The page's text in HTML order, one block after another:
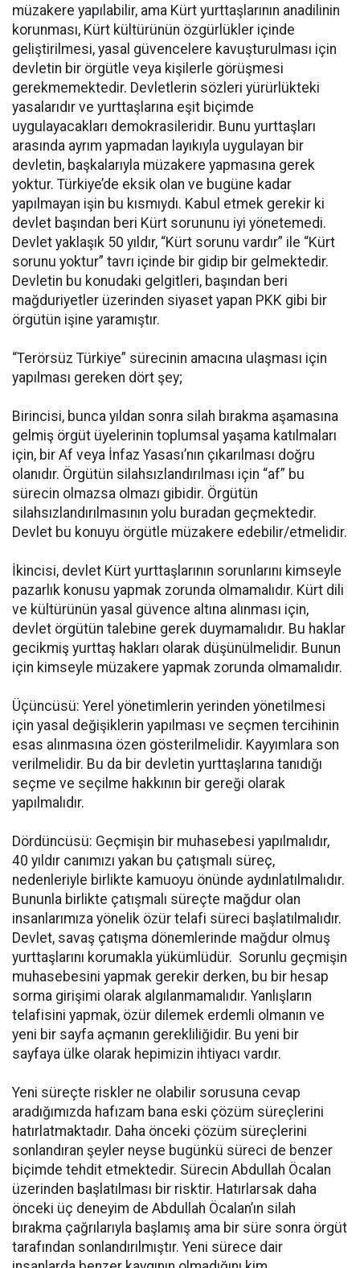
müzakere yapılabilir, ama Kürt yurttaşlarının anadilinin
korunması, Kürt kültürünün özgürlükler içinde
geliştirilmesi, yasal güvencelere kavuşturulması için
devletin bir örgütle veya kişilerle görüşmesi
gerekmemektedir. Devletlerin sözleri yürürlükteki
yasalarıdır ve yurttaşlarına eşit biçimde
uygulayacakları demokrasileridir. Bunu yurttaşları
arasında ayrım yapmadan layıkıyla uygulayan bir
devletin, başkalarıyla müzakere yapmasına gerek
yoktur. Türkiye’de eksik olan ve bugüne kadar
yapılmayan işin bu kısmıydı. Kabul etmek gerekir ki
devlet başından beri Kürt sorununu iyi yönetemedi.
Devlet yaklaşık 50 yıldır, “Kürt sorunu vardır” ile “Kürt
sorunu yoktur” tavrı içinde bir gidip bir gelmektedir.
Devletin bu konudaki gelgitleri, başından beri
mağduriyetler üzerinden siyaset yapan PKK gibi bir
örgütün işine yaramıştır.
“Terörsüz Türkiye” sürecinin amacına ulaşması için
yapılması gereken dört şey;
Birincisi, bunca yıldan sonra silah bırakma aşamasına
gelmiş örgüt üyelerinin toplumsal yaşama katılmaları
için, bir Af veya İnfaz Yasası’nın çıkarılması doğru
olanıdır. Örgütün silahsızlandırılması için “af” bu
sürecin olmazsa olmazı gibidir. Örgütün
silahsızlandırılmasının yolu buradan geçmektedir.
Devlet bu konuyu örgütle müzakere edebilir/etmelidir.
İkincisi, devlet Kürt yurttaşlarının sorunlarını kimseyle
pazarlık konusu yapmak zorunda olmamalıdır. Kürt dili
ve kültürünün yasal güvence altına alınması için,
devlet örgütün talebine gerek duymamalıdır. Bu haklar
gecikmiş yurttaş hakları olarak düşünülmelidir. Bunun
için kimseyle müzakere yapmak zorunda olmamalıdır.
Üçüncüsü: Yerel yönetimlerin yerinden yönetilmesi
için yasal değişiklerin yapılması ve seçmen tercihinin
esas alınmasına özen gösterilmelidir. Kayyımlara son
verilmelidir. Bu da bir devletin yurttaşlarına tanıdığı
seçme ve seçilme hakkının bir gereği olarak
yapılmalıdır.
Dördüncüsü: Geçmişin bir muhasebesi yapılmalıdır,
40 yıldır canımızı yakan bu çatışmalı süreç,
nedenleriyle birlikte kamuoyu önünde aydınlatılmalıdır.
Bununla birlikte çatışmalı süreçte mağdur olan
insanlarımıza yönelik özür telafi süreci başlatılmalıdır.
Devlet, savaş çatışma dönemlerinde mağdur olmuş
yurttaşlarını korumakla yükümlüdür. Sorunlu geçmişin
muhasebesini yapmak gerekir derken, bu bir hesap
sorma girişimi olarak algılanmamalıdır. Yanlışların
telafisini yapmak, özür dilemek erdemli olmanın ve
yeni bir sayfa açmanın gerekliliğidir. Bu yeni bir
sayfaya ülke olarak hepimizin ihtiyacı vardır.
Yeni süreçte riskler ne olabilir sorusuna cevap
aradığımızda hafızam bana eski çözüm süreçlerini
hatırlatmaktadır. Daha önceki çözüm süreçlerini
sonlandıran şeyler neyse bugünkü süreci de benzer
biçimde tehdit etmektedir. Sürecin Abdullah Öcalan
üzerinden başlatılması bir risktir. Hatırlarsak daha
önceki üç deneyim de Abdullah Öcalan’ın silah
bırakma çağrılarıyla başlamış ama bir süre sonra örgüt
tarafından sonlandırılmıştır. Yeni sürece dair